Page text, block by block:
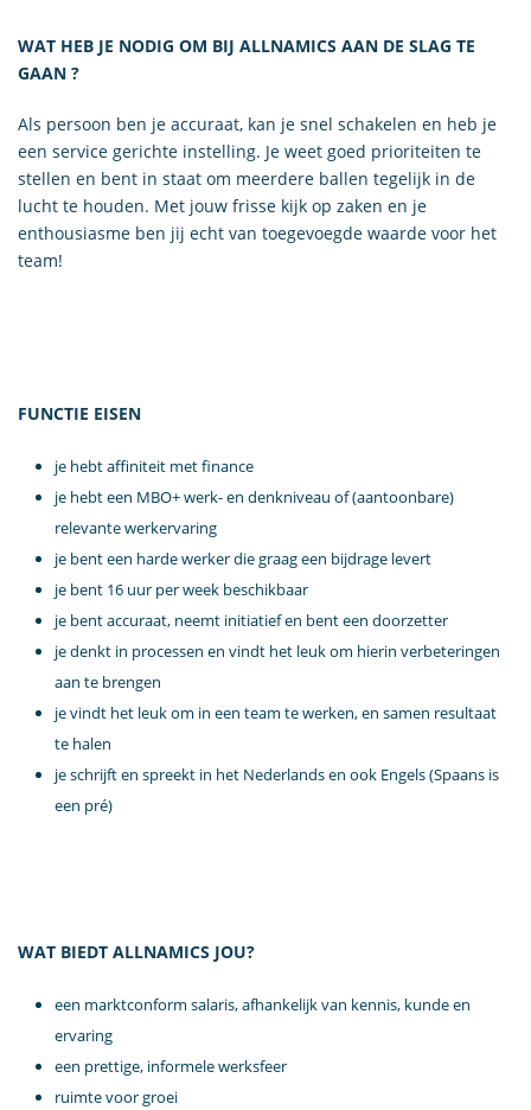
WAT HEB JE NODIG OM BIJ ALLNAMICS AAN DE SLAG TE
GAAN ?
Als persoon ben je accuraat, kan je snel schakelen en heb je
een service gerichte instelling. Je weet goed prioriteiten te
stellen en bent in staat om meerdere ballen tegelijk in de
lucht te houden. Met jouw frisse kijk op zaken en je
enthousiasme ben jij echt van toegevoegde waarde voor het
team!
FUNCTIE EISEN
je hebt affiniteit met finance
je hebt een MBO+ werk- en denkniveau of (aantoonbare)
relevante werkervaring
je bent een harde werker die graag een bijdrage levert
je bent 16 uur per week beschikbaar
je bent accuraat, neemt initiatief en bent een doorzetter
je denkt in processen en vindt het leuk om hierin verbeteringen
aan te brengen
je vindt het leuk om in een team te werken, en samen resultaat
te halen
je schrijft en spreekt in het Nederlands en ook Engels (Spaans is
een pré)
WAT BIEDT ALLNAMICS JOU?
een marktconform salaris, afhankelijk van kennis, kunde en
ervaring
een prettige, informele werksfeer
ruimte voor groei